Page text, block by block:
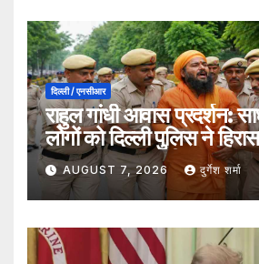
दिल्ली / एनसीआर
राहुल गांधी आवास प्रदर्शन:
लोगों को दिल्ली पुलिस ने
सुरक्षा व्यवस्था कड़ी
AUGUST 7, 2026 दुर्गेश शर्मा